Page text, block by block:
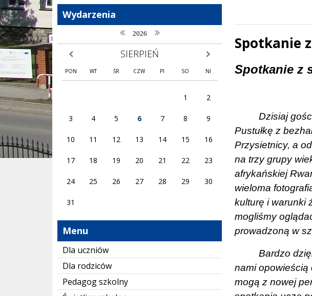
Wydarzenia
poprzedni rok
2026 następny rok
poprzedni miesiąc SIERPIEŃ następny miesiąc
PON WT ŚR CZW PI SO NI
1 2
3 4 5 6 7 8 9
10 11 12 13 14 15 16
17 18 19 20 21 22 23
24 25 26 27 28 29 30
31
Menu
Dla uczniów
Dla rodziców
Pedagog szkolny
Spotkanie
Treść
Spotkanie z
Dzisiaj
Pustułkę z
Przysietnicy, a
na trzy grupy
afrykańskiej
wieloma
kulturę i warunki
mogliśmy
prowadzoną w
Bardzo
nami opowieścią
mogą z nowej